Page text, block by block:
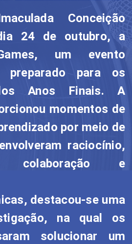
Conceição
24 de outubro, a
um evento
preparado para os
Anos Finais. A
momentos de
por meio de
raciocínio,
colaboração e
destacou-se uma
na qual os
solucionar um